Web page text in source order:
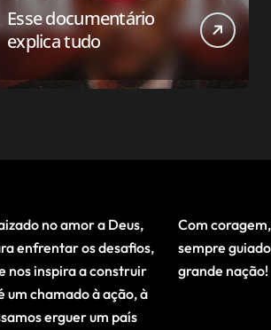
Esse documentário
explica tudo
no amor a Deus,
enfrentar os desafios,
nos inspira a construir
chamado à ação, à
erguer um país
Com
sempre
grande nação!